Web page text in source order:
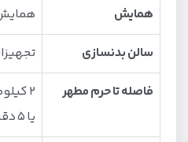
همایش
سالن بدنسازی
فاصله تا حرم مطهر
یا ۵ دقیقه با خودرو)